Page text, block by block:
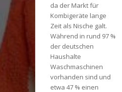
da der Markt für
Kombigeräte lange
Zeit als Nische galt.
Während in rund 97 %
der deutschen
Haushalte
Waschmaschinen
vorhanden sind und
etwa 47 % einen